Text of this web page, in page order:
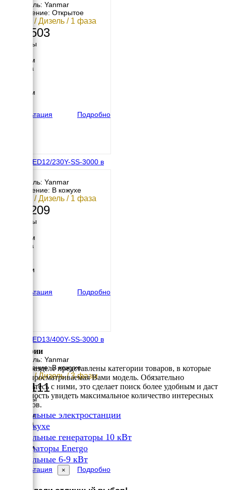
Двигатель: Yanmar
Исполнение: Открытое
9.5 кВт / Дизель / 1 фаза
578 503
Размеры
1450 мм
Ширина
1286 мм
Консультация
Подробно
Energo ED12/230Y-SS-3000 в
Двигатель: Yanmar
Исполнение: В кожухе
9.5 кВт / Дизель / 1 фаза
749 209
Размеры
1650 мм
Ширина
1104 мм
Консультация
Подробно
Energo ED13/400Y-SS-3000 в
Двигатель: Yanmar
Исполнение: В кожухе
9.5 кВт / Дизель / 3 фазы
806 111
Размеры
1650 мм
Ширина
1104 мм
Консультация
Подробно
Категории
В этом разделе представлены категории товаров, в которые
входит просматриваемая Вами модель. Обязательно
ознакомьтесь с ними, это сделает поиск более удобным и даст
возможность увидеть максимальное количество интересных
вариантов.
Дизельные электростанции
В кожухе
Дизельные генераторы 10 кВт
Генераторы Energo
Дизельные 6-9 кВт
×